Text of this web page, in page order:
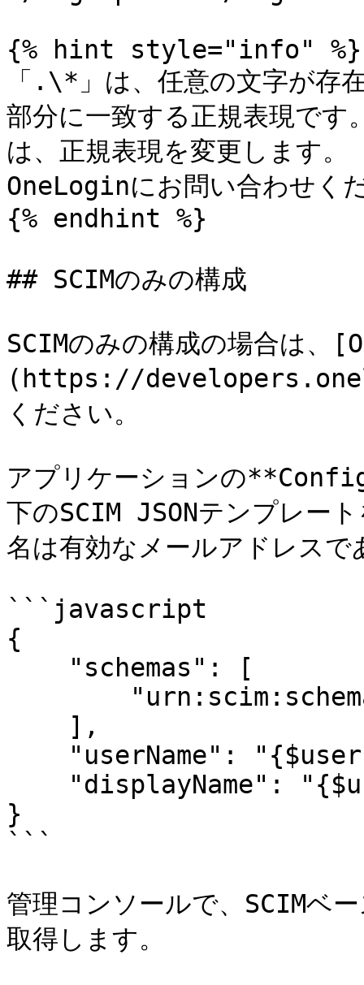
{% hint style="info" %}
「.\*」は、任意の文字が存
部分に一致する正規表現で
は、正規表現を変更します
OneLoginにお問い合わせく
{% endhint %}
## SCIMのみの構成
SCIMのみの構成の場合は、
(https://
ください。
アプリケーションの
下のSCIM JSONテンプレー
名は有効なメールアドレス
```javascript
{
}
```
管理コンソールで、SCIMベ
取得します。